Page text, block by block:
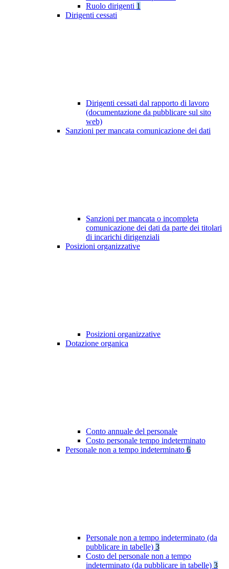
Ruolo dirigenti 1
Dirigenti cessati
Dirigenti cessati dal rapporto di lavoro
(documentazione da pubblicare sul sito
web)
Sanzioni per mancata comunicazione dei dati
Sanzioni per mancata o incompleta
comunicazione dei dati da parte dei titolari
di incarichi dirigenziali
Posizioni organizzative
Posizioni organizzative
Dotazione organica
Conto annuale del personale
Costo personale tempo indeterminato
Personale non a tempo indeterminato 6
Personale non a tempo indeterminato (da
pubblicare in tabelle) 3
Costo del personale non a tempo
indeterminato (da pubblicare in tabelle) 3